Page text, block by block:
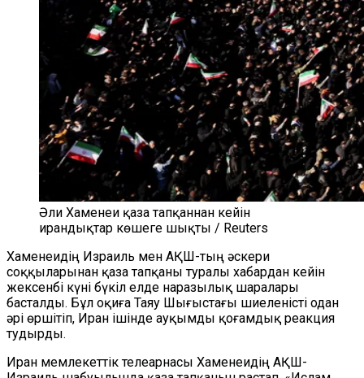
Әли Хаменеи қаза тапқаннан кейін
ирандықтар көшеге шықты / Reuters
Хаменеидің Израиль мен АҚШ-тың әскери
соққыларынан қаза тапқаны туралы хабардан кейін
жексенбі күні бүкіл елде наразылық шаралары
басталды. Бұл оқиға Таяу Шығыстағы шиеленісті одан
әрі өршітіп, Иран ішінде ауқымды қоғамдық реакция
тудырды.
Иран мемлекеттік телеарнасы Хаменеидің АҚШ-